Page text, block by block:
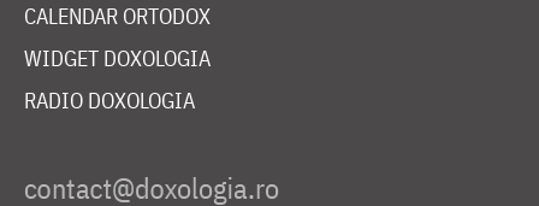
CALENDAR ORTODOX
WIDGET DOXOLOGIA
RADIO DOXOLOGIA